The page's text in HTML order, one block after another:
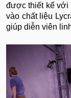
được thiết kế với
vào chất liệu
giúp diễn viên